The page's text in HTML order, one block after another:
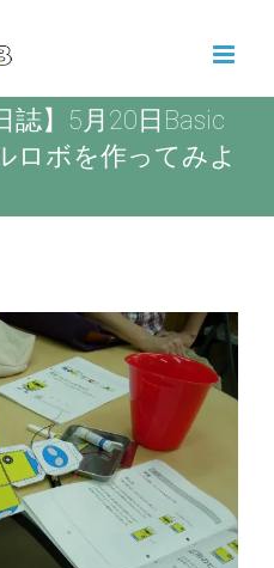
】5月20日Basic
ボを作ってみよ